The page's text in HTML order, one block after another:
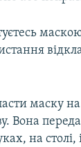
маску на
Вона
на